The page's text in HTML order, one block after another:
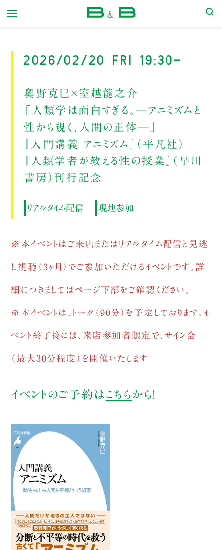
2026/02/20 Fri 19:30-
奥野克巳×室越龍之介
「人類学は面白すぎる。―アニミズムと
性から覗く、人間の正体―」
『入門講義 アニミズム』（平凡社）
『人類学者が教える性の授業』（早川
書房）刊行記念
リアルタイム配信 現地参加
※本イベントはご来店またはリアルタイム配信と見逃
し視聴（3ヶ月）でご参加いただけるイベントです。詳
細につきましてはページ下部をご確認ください。
※本イベントは、トーク（90分）を予定しております。イ
ベント終了後には、来店参加者限定で、サイン会
（最大30分程度）を開催いたします
イベントのご予約は こちらから！